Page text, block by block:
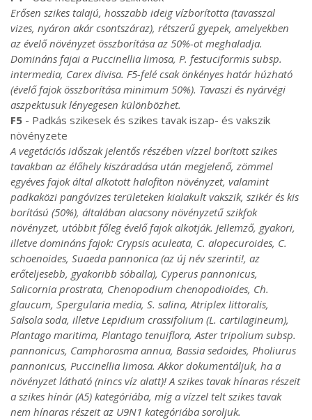
Erősen szikes talajú, hosszabb ideig vízborította (tavasszal
vizes, nyáron akár csontszáraz), rétszerű gyepek, amelyekben
az évelő növényzet összborítása az 50%-ot meghaladja.
Domináns fajai a Puccinellia limosa, P. festuciformis subsp.
intermedia, Carex divisa. F5-felé csak önkényes határ húzható
(évelő fajok összborítása minimum 50%). Tavaszi és nyárvégi
aszpektusuk lényegesen különbözhet.
F5 - Padkás szikesek és szikes tavak iszap- és vakszik
növényzete
A vegetációs időszak jelentős részében vízzel borított szikes
tavakban az élőhely kiszáradása után megjelenő, zömmel
egyéves fajok által alkotott halofiton növényzet, valamint
padkaközi pangóvizes területeken kialakult vakszik, szikér és kis
borítású (50%), általában alacsony növényzetű szikfok
növényzet, utóbbit főleg évelő fajok alkotják. Jellemző, gyakori,
illetve domináns fajok: Crypsis aculeata, C. alopecuroides, C.
schoenoides, Suaeda pannonica (az új név szerinti!, az
erőteljesebb, gyakoribb sóballa), Cyperus pannonicus,
Salicornia prostrata, Chenopodium chenopodioides, Ch.
glaucum, Spergularia media, S. salina, Atriplex littoralis,
Salsola soda, illetve Lepidium crassifolium (L. cartilagineum),
Plantago maritima, Plantago tenuiflora, Aster tripolium subsp.
pannonicus, Camphorosma annua, Bassia sedoides, Pholiurus
pannonicus, Puccinellia limosa. Akkor dokumentáljuk, ha a
növényzet látható (nincs víz alatt)! A szikes tavak hínaras részeit
a szikes hínár (A5) kategóriába, míg a vízzel telt szikes tavak
nem hínaras részeit az U9N1 kategóriába soroljuk.